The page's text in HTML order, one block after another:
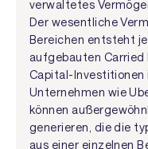
verwaltetes
Der wesentliche
Bereichen entsteht
aufgebauten
Capital-Investitionen
Unternehmen wie
können
generieren, die die
aus einer einzelnen